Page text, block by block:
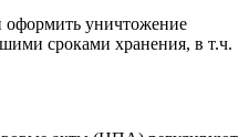
оформить уничтожение
сроками хранения, в т.ч.